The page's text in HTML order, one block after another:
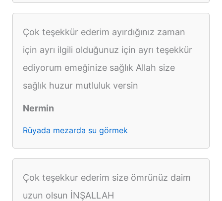
Çok teşekkür ederim ayırdığınız zaman
için ayrı ilgili olduğunuz için ayrı teşekkür
ediyorum emeğinize sağlık Allah size
sağlık huzur mutluluk versin
Nermin
Rüyada mezarda su görmek
Çok teşekkur ederim size ömrünüz daim
uzun olsun İNŞALLAH